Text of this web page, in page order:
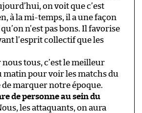
on voit que c’est
à la mi-temps, il a une façon
n’est pas bons. Il favorise
l’esprit collectif que les
nous tous, c’est le meilleur
matin pour voir les matchs du
de marquer notre époque.
de personne au sein du
les attaquants, on aura